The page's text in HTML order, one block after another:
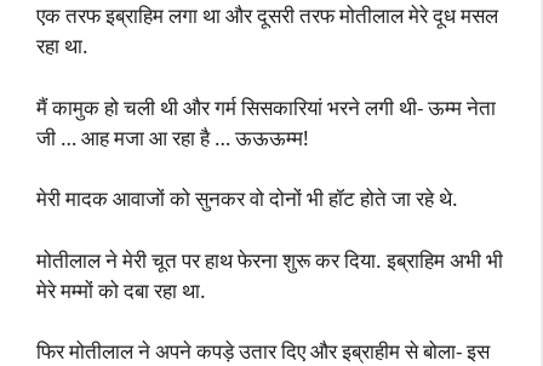
एक तरफ इब्राहिम लगा था और दूसरी तरफ मोतीलाल मेरे दूध मसल
रहा था.
मैं कामुक हो चली थी और गर्म सिसकारियां भरने लगी थी- ऊम्म नेता
जी … आह मजा आ रहा है … ऊऊऊम्म!
मेरी मादक आवाजों को सुनकर वो दोनों भी हॉट होते जा रहे थे.
मोतीलाल ने मेरी चूत पर हाथ फेरना शुरू कर दिया. इब्राहिम अभी भी
मेरे मम्मों को दबा रहा था.
फिर मोतीलाल ने अपने कपड़े उतार दिए और इब्राहीम से बोला- इस